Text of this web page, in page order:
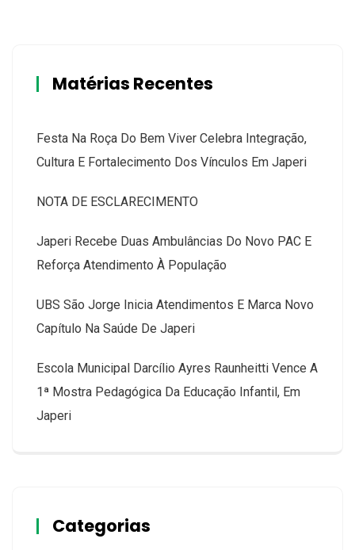
Matérias Recentes
Festa Na Roça Do Bem Viver Celebra Integração,
Cultura E Fortalecimento Dos Vínculos Em Japeri
NOTA DE ESCLARECIMENTO
Japeri Recebe Duas Ambulâncias Do Novo PAC E
Reforça Atendimento À População
UBS São Jorge Inicia Atendimentos E Marca Novo
Capítulo Na Saúde De Japeri
Escola Municipal Darcílio Ayres Raunheitti Vence A
1ª Mostra Pedagógica Da Educação Infantil, Em
Japeri
Categorias